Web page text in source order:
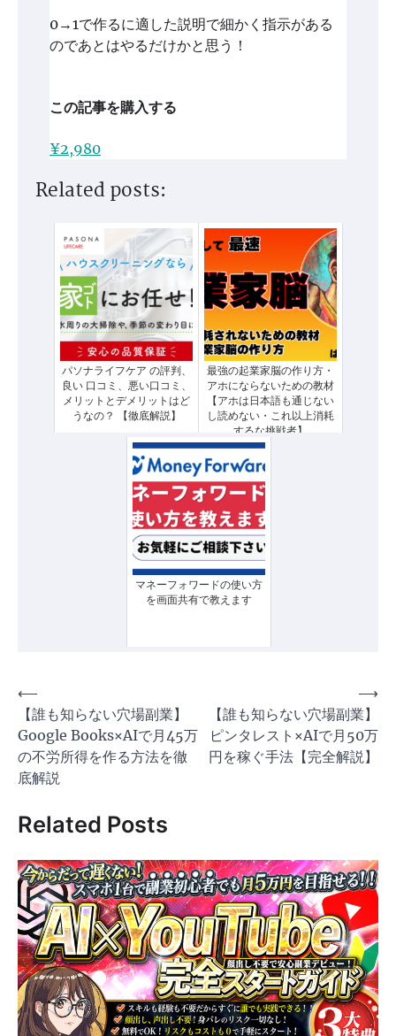
0→1で作るに適した説明で細かく指示がある
のであとはやるだけかと思う！
この記事を購入する
¥2,980
Related posts:
パソナライフケア の評判、
良い 口コミ、悪い口コミ、
メリットとデメリットはど
うなの？ 【徹底解説】
最強の起業家脳の作り方・
アホにならないための教材
【アホは日本語も通じない
し読めない・これ以上消耗
するな挑戦者】
マネーフォワードの使い方
を画面共有で教えます
投
稿
ナ
ビ
ー
シ
ョ
ン
⟵
【誰も知らない穴場副業】
Google Books×AIで月45万
の不労所得を作る方法を徹
底解説
【誰も知らない穴場副業】
ピンタレスト×AIで月50万
円を稼ぐ手法【完全解説】
⟶
Related Posts